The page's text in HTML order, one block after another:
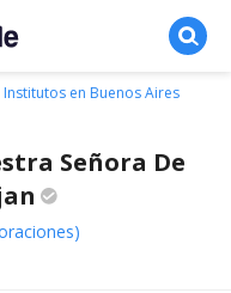
de colegios
Institutos en Buenos Aires
Señora De